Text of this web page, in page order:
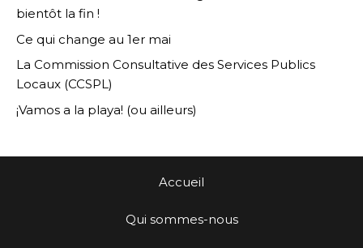
bientôt la fin !
Ce qui change au 1er mai
La Commission Consultative des Services Publics
Locaux (CCSPL)
¡Vamos a la playa! (ou ailleurs)
Accueil
Qui sommes-nous